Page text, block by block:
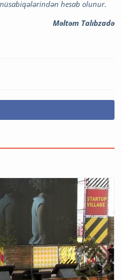
hesab olunur.
Məltəm Talıbzadə